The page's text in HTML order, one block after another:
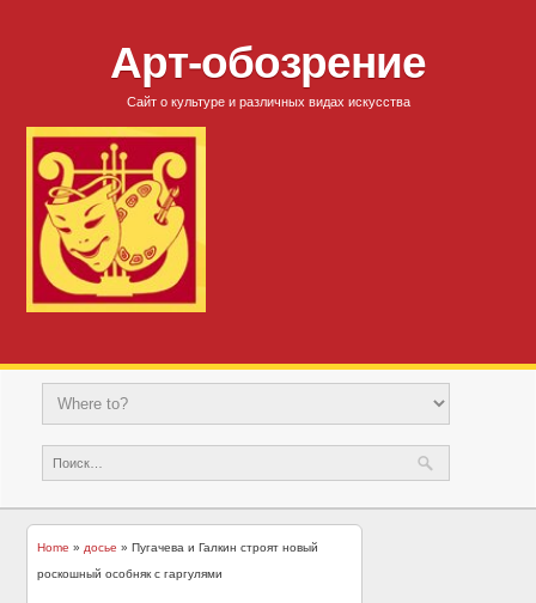
Арт-обозрение
Сайт о культуре и различных видах искусства
Home »досье » Пугачева и Галкин строят новый
роскошный особняк с гаргулями